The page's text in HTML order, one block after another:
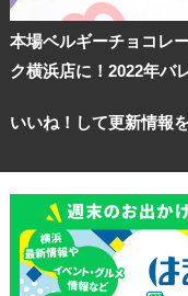
本場ベルギーチョコレ
ク横浜店に！2022年バ
いいね！して更新情報